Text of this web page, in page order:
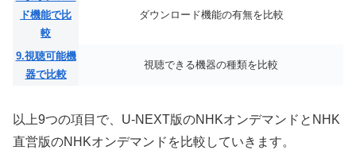
ド機能で比
較
ダウンロード機能の有無を比較
9.視聴可能機
器で比較
視聴できる機器の種類を比較
以上9つの項目で、U-NEXT版のNHKオンデマンドとNHK
直営版のNHKオンデマンドを比較していきます。